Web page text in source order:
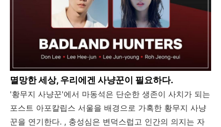
멸망한 세상, 우리에겐 사냥꾼이 필요하다.
'황무지 사냥꾼'에서 마동석은 단순한 생존이 사치가 되는
포스트 아포칼립스 서울을 배경으로 가혹한 황무지 사냥
꾼을 연기한다. , 충성심은 변덕스럽고 인간의 의지는 자